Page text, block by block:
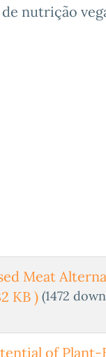
nutrição
Meat
KB ) (1472
of Plant-